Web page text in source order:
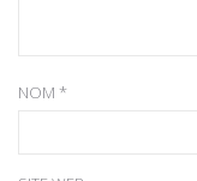
NOM *